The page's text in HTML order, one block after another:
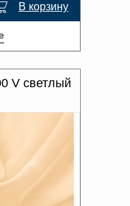
В корзину
V светлый